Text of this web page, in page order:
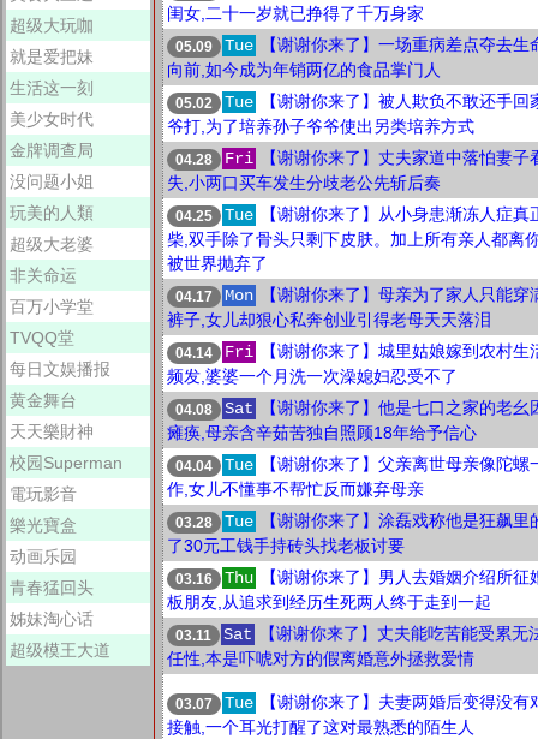
超级大玩咖
就是爱把妹
生活这一刻
美少女时代
金牌调查局
没问题小姐
玩美的人類
超级大老婆
非关命运
百万小学堂
TVQQ堂
每日文娱播报
黄金舞台
天天樂財神
校园Superman
電玩影音
樂光寶盒
动画乐园
青春猛回头
姊妹淘心话
超级模王大道
闺女,二十一岁就已挣得了千万身家
05.09 Tue
【谢谢你来了】一场重病差点夺去生
向前,如今成为年销两亿的食品掌门人
05.02 Tue
【谢谢你来了】被人欺负不敢还手回
爷打,为了培养孙子爷爷使出另类培养方式
04.28 Fri
【谢谢你来了】丈夫家道中落怕妻子
失,小两口买车发生分歧老公先斩后奏
04.25 Tue
【谢谢你来了】从小身患渐冻人症真
柴,双手除了骨头只剩下皮肤。加上所有亲人都离
被世界抛弃了
04.17 Mon
【谢谢你来了】母亲为了家人只能穿
裤子,女儿却狠心私奔创业引得老母天天落泪
04.14 Fri
【谢谢你来了】城里姑娘嫁到农村生
频发,婆婆一个月洗一次澡媳妇忍受不了
04.08 Sat
【谢谢你来了】他是七口之家的老幺
瘫痪,母亲含辛茹苦独自照顾18年给予信心
04.04 Tue
【谢谢你来了】父亲离世母亲像陀螺
作,女儿不懂事不帮忙反而嫌弃母亲
03.28 Tue
【谢谢你来了】涂磊戏称他是狂飙里
了30元工钱手持砖头找老板讨要
03.16 Thu
【谢谢你来了】男人去婚姻介绍所征
板朋友,从追求到经历生死两人终于走到一起
03.11 Sat
【谢谢你来了】丈夫能吃苦能受累无
任性,本是吓唬对方的假离婚意外拯救爱情
03.07 Tue
【谢谢你来了】夫妻两婚后变得没有
接触,一个耳光打醒了这对最熟悉的陌生人